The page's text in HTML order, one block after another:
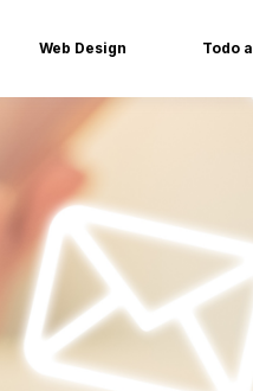
Web Design Todo